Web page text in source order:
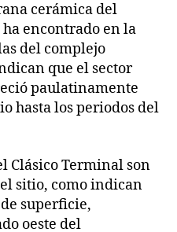
cerámica del
encontrado en la
del complejo
que el sector
paulatinamente
hasta los periodos del
Clásico Terminal son
sitio, como indican
superficie,
oeste del